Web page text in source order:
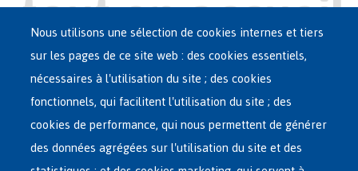
Main
French
Menu
ASILE EN BELGIQUE
RÉSEAU D'ACCUEIL
Nous utilisons une sélection de cookies internes et tiers
sur les pages de ce site web : des cookies essentiels,
nécessaires à l'utilisation du site ; des cookies
fonctionnels, qui facilitent l'utilisation du site ; des
cookies de performance, qui nous permettent de générer
des données agrégées sur l'utilisation du site et des